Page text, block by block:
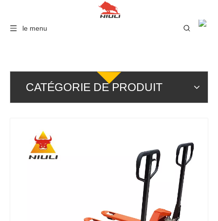
le menu
CATÉGORIE DE PRODUIT